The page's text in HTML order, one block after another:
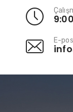
E-